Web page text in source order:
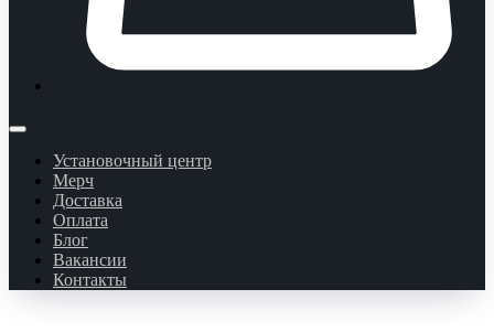
Установочный центр
Мерч
Доставка
Оплата
Блог
Вакансии
Контакты